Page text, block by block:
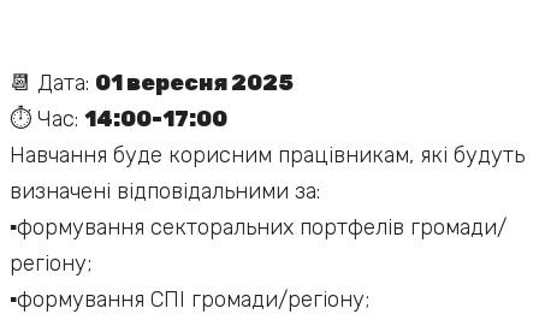
📆 Дата: 01 вересня 2025
⏱️ Час: 14:00-17:00
Навчання буде корисним працівникам, які будуть
визначені відповідальними за:
▪️формування секторальних портфелів громади/
регіону;
▪️формування СПІ громади/регіону;